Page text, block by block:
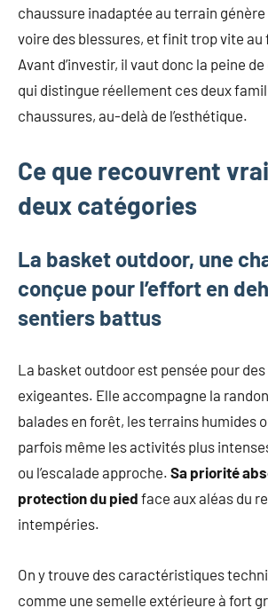
aux
événements
clés.
Rejoignez-
pour
insights
sur
mode
féminine
et
chaussure inadaptée au terrain
voire des blessures, et finit trop vite au
Avant d’investir, il vaut donc la peine
qui distingue réellement ces deux
chaussures, au-delà de l’esthétique.
Ce que recouvrent
deux catégories
La basket outdoor, une
conçue pour l’effort en
sentiers battus
La basket outdoor est pensée pour
exigeantes. Elle accompagne la
balades en forêt, les terrains humides
parfois même les activités plus
ou l’escalade approche. Sa priorité
protection du pied face aux aléas du
intempéries.
On y trouve des caractéristiques
comme une semelle extérieure à fort